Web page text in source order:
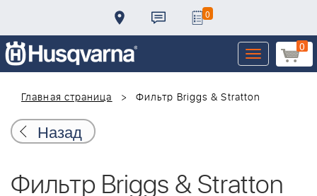
0
0
Toggle
navigation
Главная страница
Фильтр Briggs & Stratton
Назад
Фильтр Briggs & Stratton